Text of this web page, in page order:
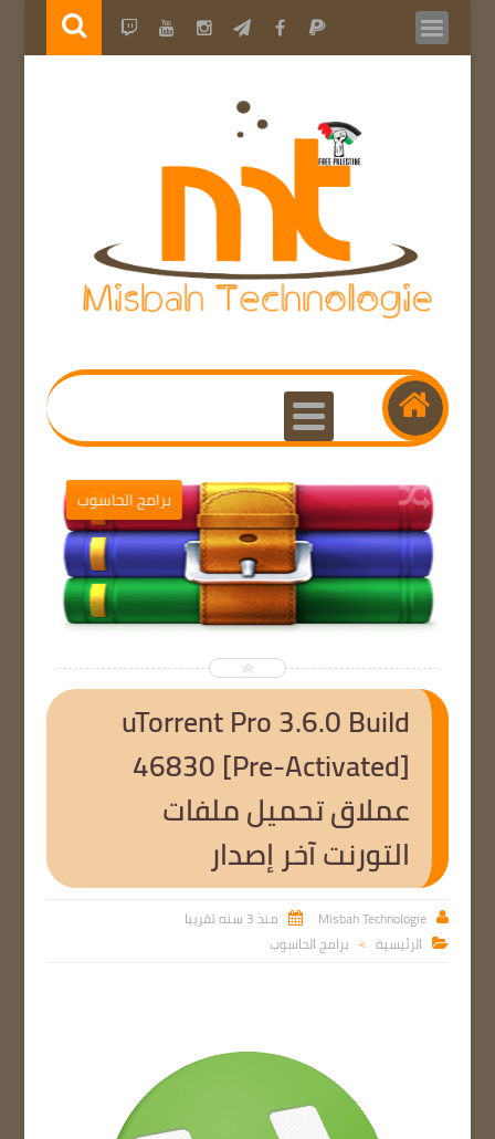
برامج الحاسوب
uTorrent Pro 3.6.0 Build
46830 [Pre-Activated]
عملاق تحميل ملفات
التورنت آخر إصدار

Misbah Technologie
 منذ 3 سنه تقريبا
 الرئيسية > برامج الحاسوب